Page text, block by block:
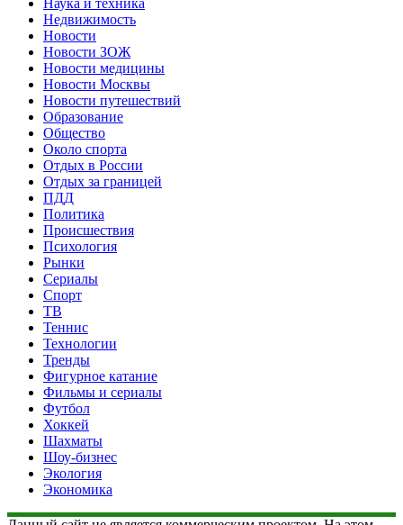
Недвижимость
Новости
Новости ЗОЖ
Новости медицины
Новости Москвы
Новости путешествий
Образование
Общество
Около спорта
Отдых в России
Отдых за границей
ПДД
Политика
Происшествия
Психология
Рынки
Сериалы
Спорт
ТВ
Теннис
Технологии
Тренды
Фигурное катание
Фильмы и сериалы
Футбол
Хоккей
Шахматы
Шоу-бизнес
Экология
Экономика